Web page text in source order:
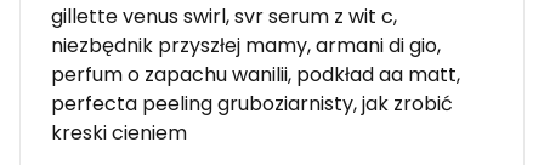
gillette venus swirl, svr serum z wit c,
niezbędnik przyszłej mamy, armani di gio,
perfum o zapachu wanilii, podkład aa matt,
perfecta peeling gruboziarnisty, jak zrobić
kreski cieniem